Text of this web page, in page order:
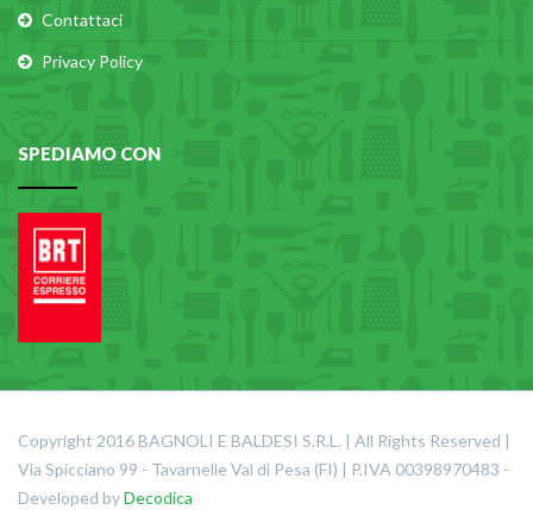
Contattaci
Privacy Policy
SPEDIAMO CON
Copyright 2016 BAGNOLI E BALDESI S.R.L. | All Rights Reserved |
Via Spicciano 99 - Tavarnelle Val di Pesa (FI) | P.IVA 00398970483 -
Developed byDecodica